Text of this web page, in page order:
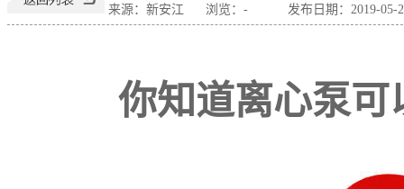
来源：新安江 浏览： - 发布日期：2019-05-
你知道离心泵可